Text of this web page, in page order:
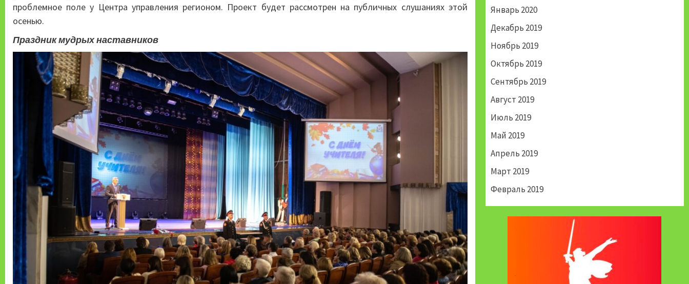
проблемное поле у Центра управления регионом. Проект будет рассмотрен на публичных слушаниях этой
осенью.
Праздник мудрых наставников
Январь 2020
Декабрь 2019
Ноябрь 2019
Октябрь 2019
Сентябрь 2019
Август 2019
Июль 2019
Май 2019
Апрель 2019
Март 2019
Февраль 2019